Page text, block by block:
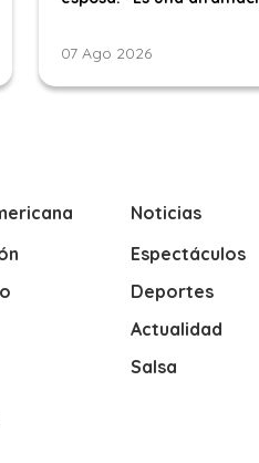
07 Ago 2026
Noticias
Espectáculos
Deportes
Actualidad
Salsa